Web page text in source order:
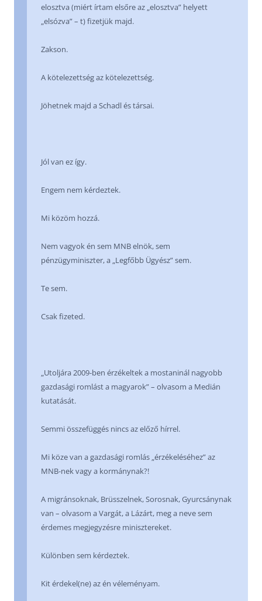
elosztva (miért írtam elsőre az „elosztva” helyett
„elsózva” – t) fizetjük majd.
Zakson.
A kötelezettség az kötelezettség.
Jöhetnek majd a Schadl és társai.
Jól van ez így.
Engem nem kérdeztek.
Mi közöm hozzá.
Nem vagyok én sem MNB elnök, sem
pénzügyminiszter, a „Legfőbb Ügyész” sem.
Te sem.
Csak fizeted.
„Utoljára 2009-ben érzékeltek a mostaninál nagyobb
gazdasági romlást a magyarok” – olvasom a Medián
kutatását.
Semmi összefüggés nincs az előző hírrel.
Mi köze van a gazdasági romlás „érzékeléséhez” az
MNB-nek vagy a kormánynak?!
A migránsoknak, Brüsszelnek, Sorosnak, Gyurcsánynak
van – olvasom a Vargát, a Lázárt, meg a neve sem
érdemes megjegyzésre minisztereket.
Különben sem kérdeztek.
Kit érdekel(ne) az én véleményam.